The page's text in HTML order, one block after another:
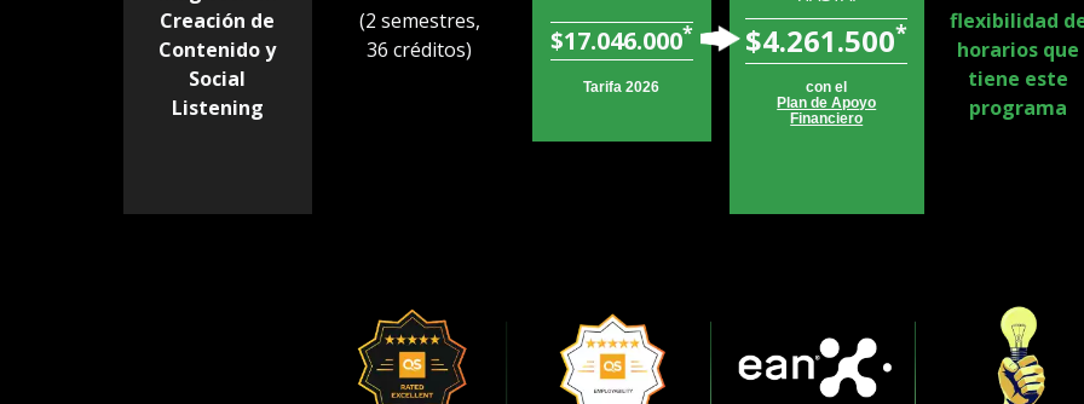
Creación de
Contenido y
Social
Listening
(2 semestres,
36 créditos)
$17.046.000*
Tarifa 2026
$4.261.500*
con el
Plan de Apoyo
Financiero
flexibilidad
horarios que
tiene este
programa